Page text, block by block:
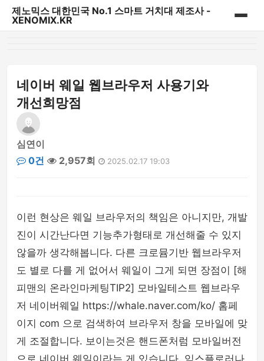
제노믹스 대한민국 No.1 스마트 거치대 제조사 -
XENOMIX.KR
CD슬롯 & 송풍구거치대
대시보드 거치대
자바라거치대
다용도 일상용 거치대
파워핸들/핑거링/충전기
셀카봉 & 블루투스리모컨
네이버 웨일 웹브라우저 사용기와
개선희망점
심연이
0건
2,957회 2025.02.17 19:03
이런 현상은 웨일 브라우저의 책임은 아니지만, 개발
진이 시간난다면 기능추가형태로 개선해줄 수 있지
않을까 생각해봅니다. 다른 크로뮴기반 웹브라우저
도 별로 다를 게 없어서 웨일이 그게 되면 장점이 [해
피맨의 온라인마케팅TIP2] 모바일테스트 웹브라우
저 네이버웨일 https://whale.naver.com/ko/ 홈페
이지 com 으로 검색하여 브라우저 창을 모바일에 맞
게 조절합니다. 보이는것은 핸드폰처럼 모바일버전
으로 네이버 웨일이라는 게 있습니다. 익스플로러나